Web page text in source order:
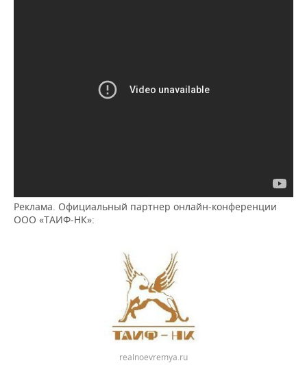
Реклама. Официальный партнер онлайн-конференции
ООО «ТАИФ-НК»:
realnoevremya.ru